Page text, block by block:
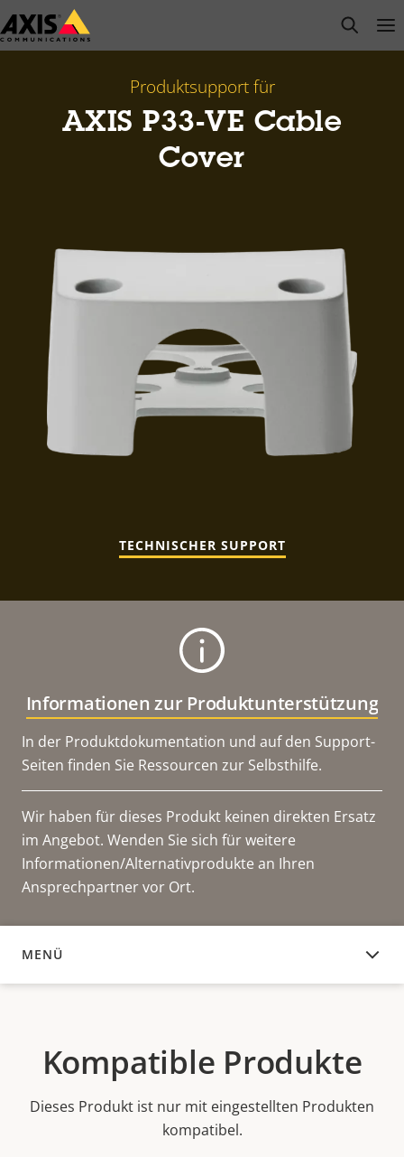
Zum
Hauptinhalt
open
Produktsupport für
AXIS P33-VE Cable
Cover
TECHNISCHER SUPPORT
Informationen zur Produktunterstützung
In der Produktdokumentation und auf den Support-
Seiten finden Sie Ressourcen zur Selbsthilfe.
Wir haben für dieses Produkt keinen direkten Ersatz
im Angebot. Wenden Sie sich für weitere
Informationen/Alternativprodukte an Ihren
Ansprechpartner vor Ort.
MENÜ
KOMPATIBLE PRODUKTE
Kompatible Produkte
Dieses Produkt ist nur mit eingestellten Produkten
kompatibel.